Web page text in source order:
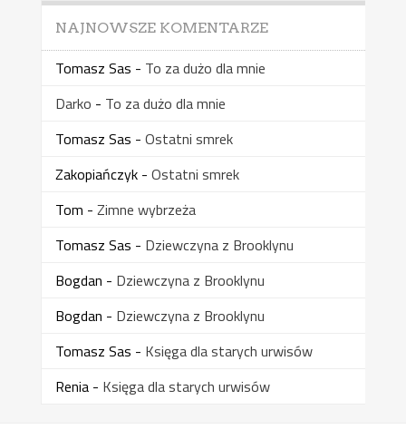
NAJNOWSZE KOMENTARZE
Tomasz Sas - To za dużo dla mnie
Darko - To za dużo dla mnie
Tomasz Sas - Ostatni smrek
Zakopiańczyk- Ostatni smrek
Tom - Zimne wybrzeża
Tomasz Sas - Dziewczyna z Brooklynu
Bogdan - Dziewczyna z Brooklynu
Bogdan - Dziewczyna z Brooklynu
Tomasz Sas - Księga dla starych urwisów
Renia- Księga dla starych urwisów